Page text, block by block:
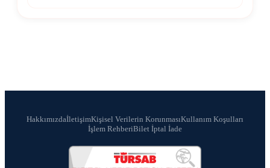
HakkımızdaİletişimKişisel Verilerin KorunmasıKullanım Koşulları
İşlem RehberiBilet İptal İade